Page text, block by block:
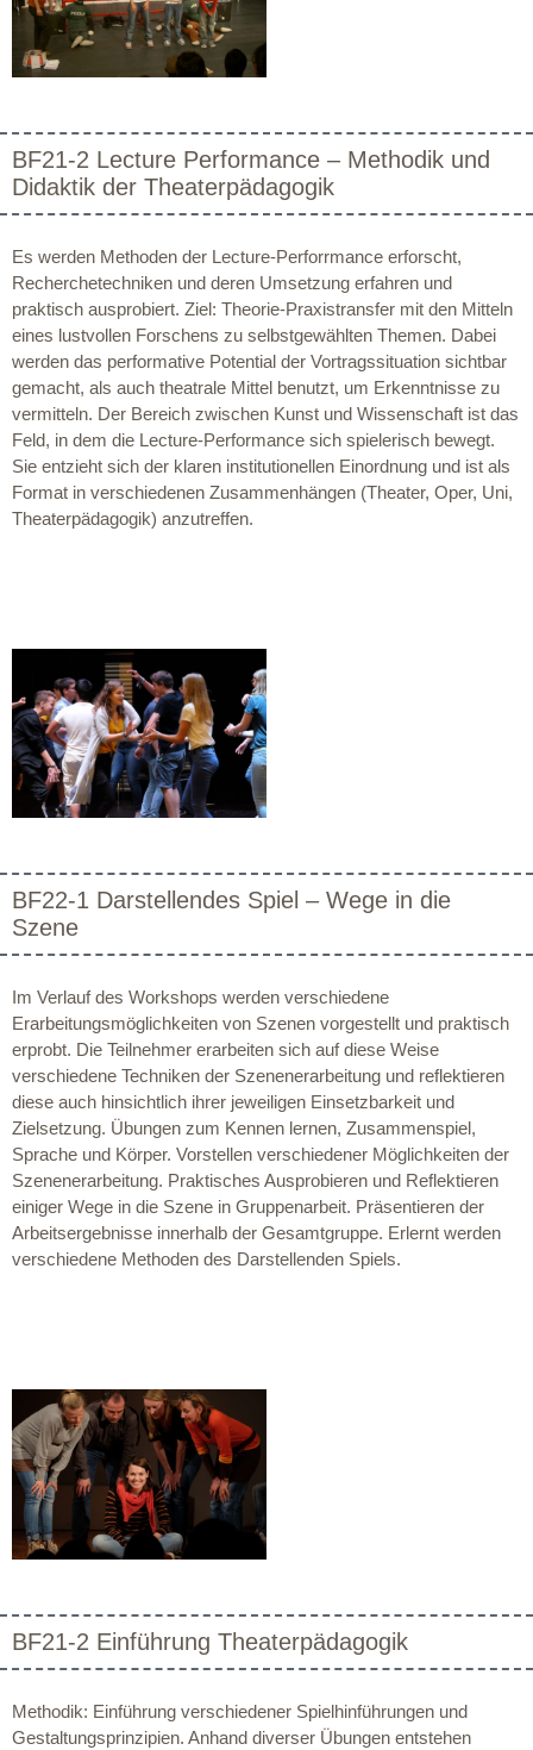
BF21-2 Lecture Performance – Methodik und
Didaktik der Theaterpädagogik
Es werden Methoden der Lecture-Perforrmance erforscht,
Recherchetechniken und deren Umsetzung erfahren und
praktisch ausprobiert. Ziel: Theorie-Praxistransfer mit den Mitteln
eines lustvollen Forschens zu selbstgewählten Themen. Dabei
werden das performative Potential der Vortragssituation sichtbar
gemacht, als auch theatrale Mittel benutzt, um Erkenntnisse zu
vermitteln. Der Bereich zwischen Kunst und Wissenschaft ist das
Feld, in dem die Lecture-Performance sich spielerisch bewegt.
Sie entzieht sich der klaren institutionellen Einordnung und ist als
Format in verschiedenen Zusammenhängen (Theater, Oper, Uni,
Theaterpädagogik) anzutreffen.
BF22-1 Darstellendes Spiel – Wege in die
Szene
Im Verlauf des Workshops werden verschiedene
Erarbeitungsmöglichkeiten von Szenen vorgestellt und praktisch
erprobt. Die Teilnehmer erarbeiten sich auf diese Weise
verschiedene Techniken der Szenenerarbeitung und reflektieren
diese auch hinsichtlich ihrer jeweiligen Einsetzbarkeit und
Zielsetzung. Übungen zum Kennen lernen, Zusammenspiel,
Sprache und Körper. Vorstellen verschiedener Möglichkeiten der
Szenenerarbeitung. Praktisches Ausprobieren und Reflektieren
einiger Wege in die Szene in Gruppenarbeit. Präsentieren der
Arbeitsergebnisse innerhalb der Gesamtgruppe. Erlernt werden
verschiedene Methoden des Darstellenden Spiels.
BF21-2 Einführung Theaterpädagogik
Methodik: Einführung verschiedener Spielhinführungen und
Gestaltungsprinzipien. Anhand diverser Übungen entstehen